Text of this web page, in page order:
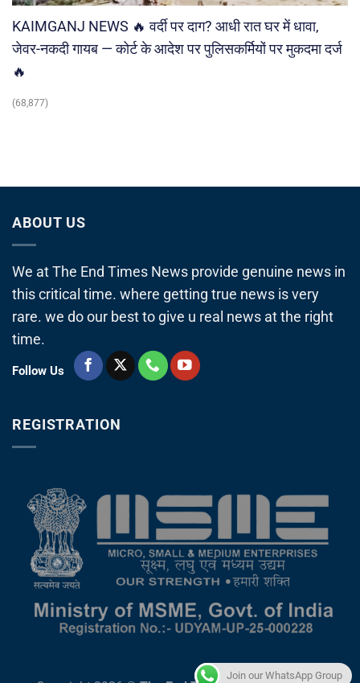
KAIMGANJ NEWS 🔥 वर्दी पर दाग? आधी रात घर में धावा,
जेवर-नकदी गायब — कोर्ट के आदेश पर पुलिसकर्मियों पर मुकदमा दर्ज
🔥
(68,877)
ABOUT US
We at The End Times News provide genuine news in
this critical time. where getting true news is very
rare. we do our best to give u real news at the right
time.
Follow Us
REGISTRATION
Join our WhatsApp Group